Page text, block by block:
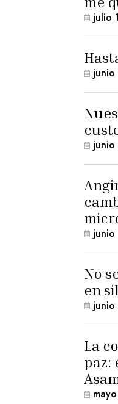
julio
No
en
La
paz:
Civil